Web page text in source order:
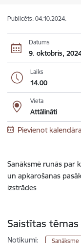
Publicēts: 04.10.2024.
Datums
9. oktobris,
Laiks
14.00
Vieta
Attālināti
Pievienot
Sanāksmē runās par
un apkarošanas
izstrādes
Saistītas tēmas
Notikumi: Sanāksme